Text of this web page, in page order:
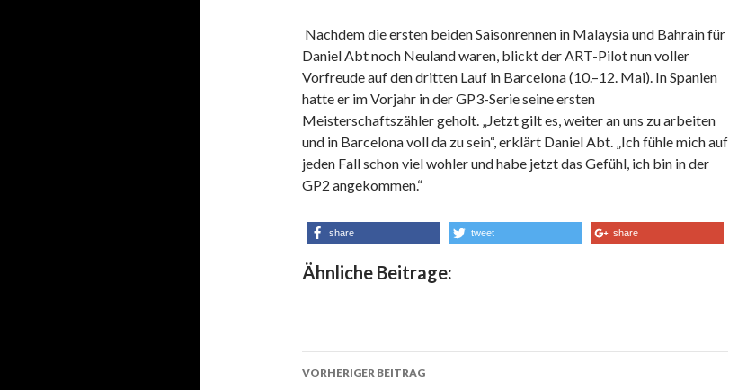
Nachdem die ersten beiden Saisonrennen in Malaysia und Bahrain für
Daniel Abt noch Neuland waren, blickt der ART-Pilot nun voller
Vorfreude auf den dritten Lauf in Barcelona (10.–12. Mai). In Spanien
hatte er im Vorjahr in der GP3-Serie seine ersten
Meisterschaftszähler geholt. „Jetzt gilt es, weiter an uns zu arbeiten
und in Barcelona voll da zu sein“, erklärt Daniel Abt. „Ich fühle mich auf
jeden Fall schon viel wohler und habe jetzt das Gefühl, ich bin in der
GP2 angekommen.“
share tweet share
Ähnliche Beitrage:
VORHERIGER BEITRAG